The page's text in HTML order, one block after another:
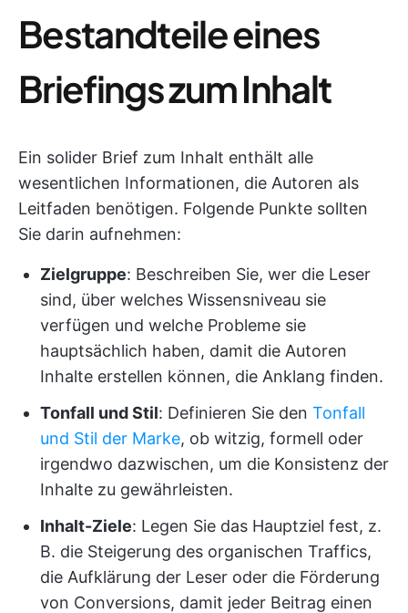
Bestandteile eines
Briefings zum Inhalt
Ein solider Brief zum Inhalt enthält alle
wesentlichen Informationen, die Autoren als
Leitfaden benötigen. Folgende Punkte sollten
Sie darin aufnehmen:
Zielgruppe: Beschreiben Sie, wer die Leser
sind, über welches Wissensniveau sie
verfügen und welche Probleme sie
hauptsächlich haben, damit die Autoren
Inhalte erstellen können, die Anklang finden.
Tonfall und Stil: Definieren Sie den Tonfall
und Stil der Marke, ob witzig, formell oder
irgendwo dazwischen, um die Konsistenz der
Inhalte zu gewährleisten.
Inhalt-Ziele: Legen Sie das Hauptziel fest, z.
B. die Steigerung des organischen Traffics,
die Aufklärung der Leser oder die Förderung
von Conversions, damit jeder Beitrag einen